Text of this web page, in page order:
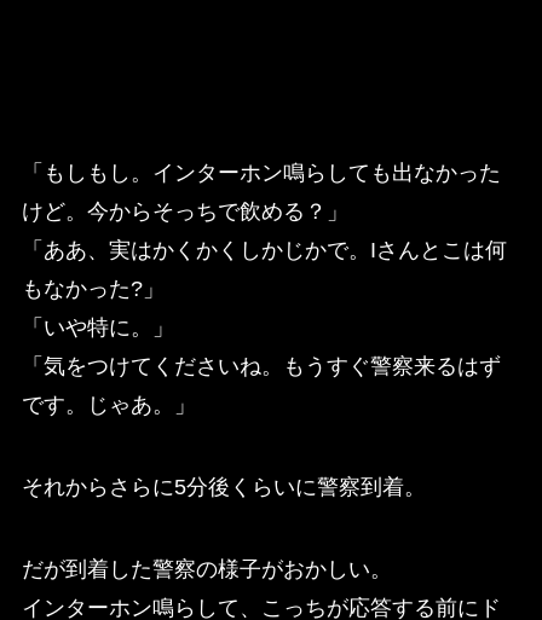
「もしもし。インターホン鳴らしても出なかった
けど。今からそっちで飲める？」
「ああ、実はかくかくしかじかで。Iさんとこは何
もなかった?」
「いや特に。」
「気をつけてくださいね。もうすぐ警察来るはず
です。じゃあ。」
それからさらに5分後くらいに警察到着。
だが到着した警察の様子がおかしい。
インターホン鳴らして、こっちが応答する前にド